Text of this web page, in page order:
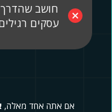
חושב
עסקים
אם אתה אחד מאלה,